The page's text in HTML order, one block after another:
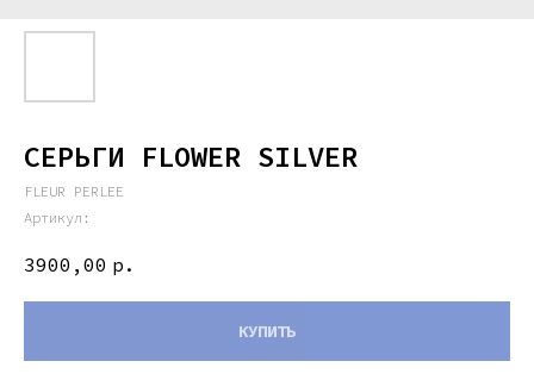
СЕРЬГИ FLOWER SILVER
FLEUR PERLEE
Артикул:
3900,00 р.
КУПИТЬ